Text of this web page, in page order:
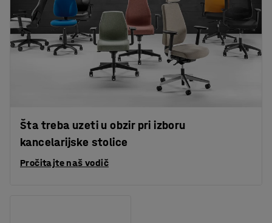
Šta treba uzeti u obzir pri izboru
kancelarijske stolice
Pročitajte naš vodič